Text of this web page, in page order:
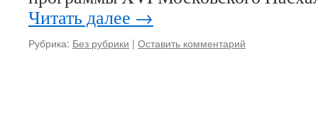
Читать далее →
Рубрика: Без рубрики | Оставить комментарий